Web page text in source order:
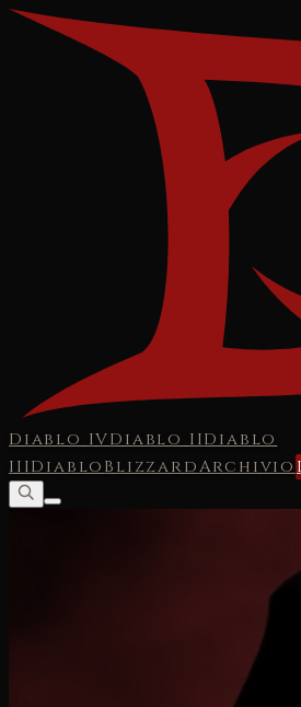
Diablo IVDiablo IIDiablo
IIIDiabloBlizzardArchivio